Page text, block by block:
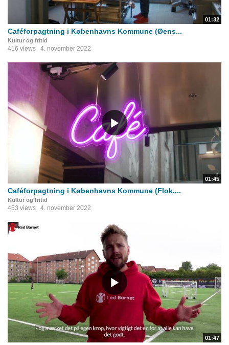
01:32
Caféforpagtning i Københavns Kommune (Øens...
Kultur og fritid
416 views 4. november 2022
01:45
Caféforpagtning i Københavns Kommune (Flok,...
Kultur og fritid
453 views 4. november 2022
01:47